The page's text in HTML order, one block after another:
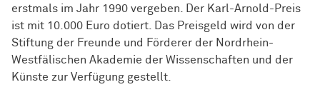
erstmals im Jahr 1990 vergeben. Der Karl-Arnold-Preis
ist mit 10.000 Euro dotiert. Das Preisgeld wird von der
Stiftung der Freunde und Förderer der Nordrhein-
Westfälischen Akademie der Wissenschaften und der
Künste zur Verfügung gestellt.